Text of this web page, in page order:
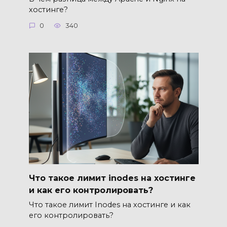
хостинге?
0 340
Что такое лимит inodes на хостинге
и как его контролировать?
Что такое лимит Inodes на хостинге и как
его контролировать?